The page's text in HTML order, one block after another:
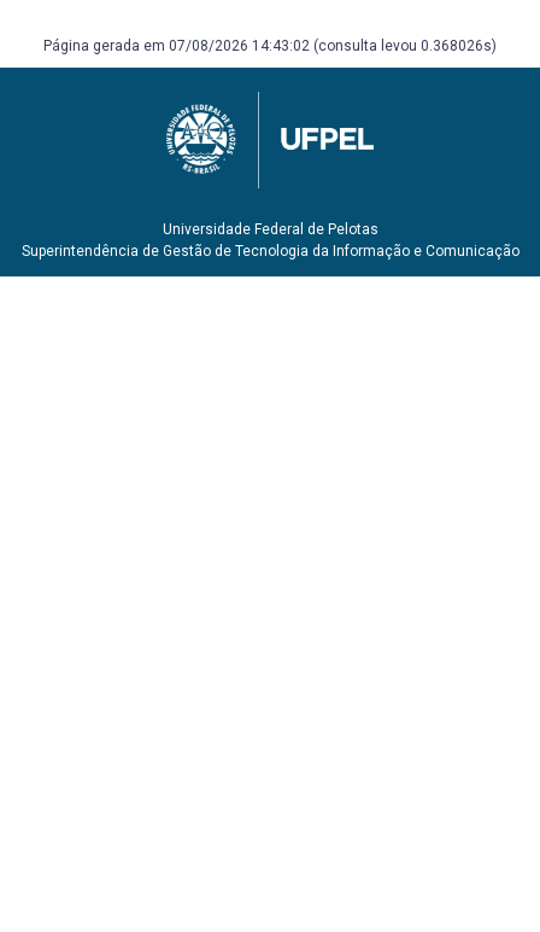
Página gerada em 07/08/2026 14:43:02 (consulta levou 0.368026s)
Universidade Federal de Pelotas
Superintendência de Gestão de Tecnologia da Informação e Comunicação